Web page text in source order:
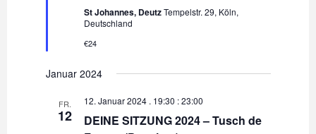
g
t n
o
h
l
e
St Johannes, DeutzTempelstr. 29, Köln,
Deutschland
€24
Januar 2024
FR.
12
12. Januar 2024 . 19:30 :23:00
DEINE SITZUNG 2024 – Tusch de